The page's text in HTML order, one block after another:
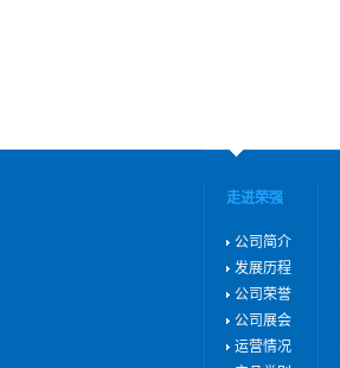
走进荣强
公司简介
发展历程
公司荣誉
公司展会
运营情况